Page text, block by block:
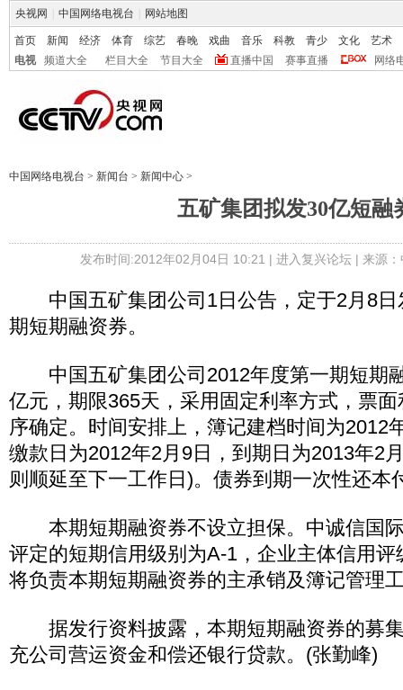
央视网 中国网络电视台 网站地图
首页 新闻 经济 体育 综艺 春晚 戏曲 音乐 科教 青少 文化
艺术
电视
频道大全 栏目大全 节目大全 直播中国 赛事直播 网络
中国网络电视台 > 新闻台 > 新闻中心 >
五矿集团拟发30亿短融
发布时间:2012年02月04日 10:21 | 进入复兴论坛| 来源
中国五矿集团公司1日公告，定于2月8日
期短期融资券。
中国五矿集团公司2012年度第一期短期
亿元，期限365天，采用固定利率方式，票
序确定。时间安排上，簿记建档时间为2012
缴款日为2012年2月9日，到期日为2013年2
则顺延至下一工作日)。债券到期一次性还本
本期短期融资券不设立担保。中诚信国
评定的短期信用级别为A-1，企业主体信用
将负责本期短期融资券的主承销及簿记管理
据发行资料披露，本期短期融资券的募
充公司营运资金和偿还银行贷款。(张勤峰)